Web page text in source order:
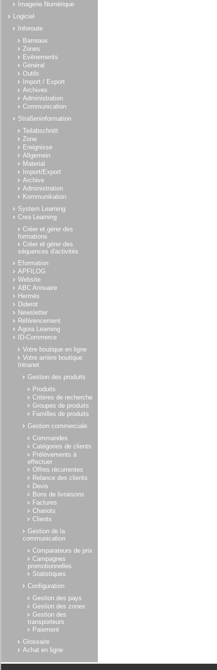
Imagerie Numérique
Logiciel
Inforoute
Barreaux
Zones
Evènements
Général
Outils
Import / Export
Archives
Administration
Communication
Straßeninformation
Teilabschnitt
Zone
Ereignisse
Allgemein
Material
Import/Export
Archive
Administration
Kommunikation
System Learning
Crea Learning
Créer et gérer des
formations
Créer et gérer des
séquences d'activités
Eformation
APFILOG
Website
ABC Annuaire
Hermès
Diderot
Newsletter
Référencement
Agora Learning
ID-Commerce
Votre boutique en ligne
Votre arrière boutique
Intranet
Gestion des produits
Produits
Critères de recherche
Groupes de produits
Familles de produits
Gestion commerciale
Commandes
Catégories de clients
Prélèvements à
effectuer
Offres récurrentes
Relance des clients
Devis
Bons de livraisons
Factures
Chariots
Clients
Gestion de la
communication
Comparateurs de prix
Campagnes
promotionnelles
Statistiques
Configuration
Gestion des pays
Gestion des zones
Gestion des
transporteurs
Paiement
Glossaire
Achat en ligne